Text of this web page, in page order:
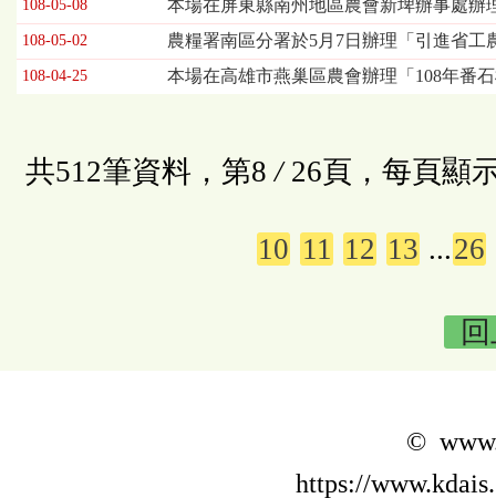
108-05-08 本場在屏東縣南州地區農會新埤辦事處辦
108-05-02 農糧署南區分署於5月7日辦理「引進省
108-04-25 本場在高雄市燕巢區農會辦理「108年番
共512筆資料，第8 / 26頁，每頁顯
10 11 12 13 ...26
©
https://